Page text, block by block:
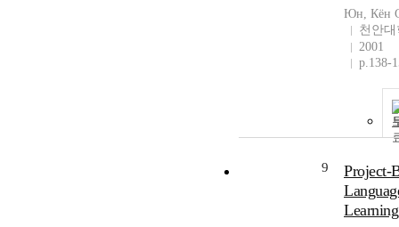
Юн, Кён
천안
2001
p.138-
9
Project-
Learning